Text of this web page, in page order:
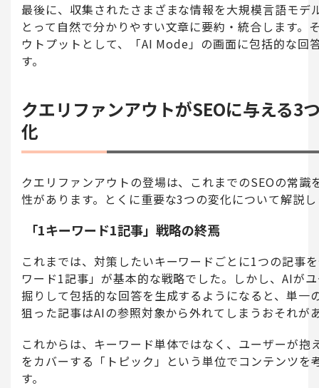
最後に、収集されたさまざまな情報を大規模言語モデ
とって自然で分かりやすい文章に要約・統合します。
ウトプットとして、「AI Mode」の画面に包括的な回
す。
クエリファンアウトがSEOに与える3
化
クエリファンアウトの登場は、これまでのSEOの常識
性があります。とくに重要な3つの変化について解説
「1キーワード1記事」戦略の終焉
これまでは、対策したいキーワードごとに1つの記事
ワード1記事」が基本的な戦略でした。しかし、AIが
掘りして包括的な回答を生成するようになると、単一
狙った記事はAIの参照対象から外れてしまうおそれが
これからは、キーワード単体ではなく、ユーザーが抱
をカバーする「トピック」という単位でコンテンツを
す。